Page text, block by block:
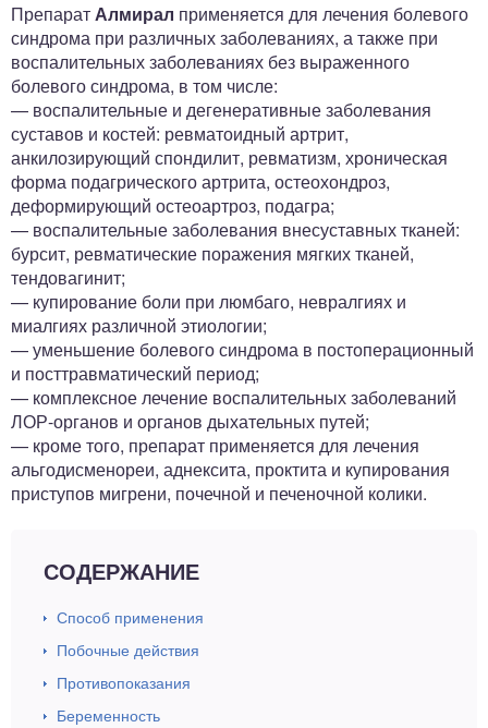
ПрепаратАлмирал применяется для лечения болевого
синдрома при различных заболеваниях, а также при
воспалительных заболеваниях без выраженного
болевого синдрома, в том числе:
— воспалительные и дегенеративные заболевания
суставов и костей: ревматоидный артрит,
анкилозирующий спондилит, ревматизм, хроническая
форма подагрического артрита, остеохондроз,
деформирующий остеоартроз, подагра;
— воспалительные заболевания внесуставных тканей:
бурсит, ревматические поражения мягких тканей,
тендовагинит;
— купирование боли при люмбаго, невралгиях и
миалгиях различной этиологии;
— уменьшение болевого синдрома в постоперационный
и посттравматический период;
— комплексное лечение воспалительных заболеваний
ЛОР-органов и органов дыхательных путей;
— кроме того, препарат применяется для лечения
альгодисменореи, аднексита, проктита и купирования
приступов мигрени, почечной и печеночной колики.
СОДЕРЖАНИЕ
Способ применения
Побочные действия
Противопоказания
Беременность